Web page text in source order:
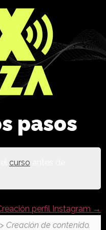
pasos
curso
perfil Instagram
> Creación de contenido.